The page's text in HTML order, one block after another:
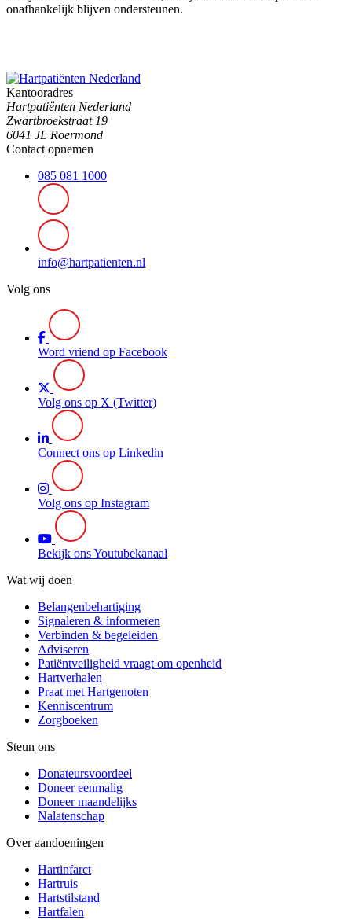
onafhankelijk blijven ondersteunen.
Kantooradres
Hartpatiënten Nederland
Zwartbroekstraat 19
6041 JL Roermond
Contact opnemen
085 081 1000
info@hartpatienten.nl
Volg ons
Word vriend op Facebook
Volg ons op X (Twitter)
Connect ons op Linkedin
Volg ons op Instagram
Bekijk ons Youtubekanaal
Wat wij doen
Belangenbehartiging
Signaleren & informeren
Verbinden & begeleiden
Adviseren
Patiëntveiligheid vraagt om openheid
Hartverhalen
Praat met Hartgenoten
Kenniscentrum
Zorgboeken
Steun ons
Donateursvoordeel
Doneer eenmalig
Doneer maandelijks
Nalatenschap
Over aandoeningen
Hartinfarct
Hartruis
Hartstilstand
Hartfalen